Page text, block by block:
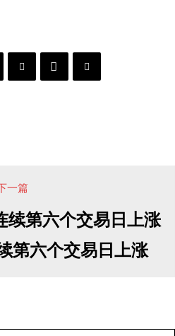
一篇
第六个交易日上涨